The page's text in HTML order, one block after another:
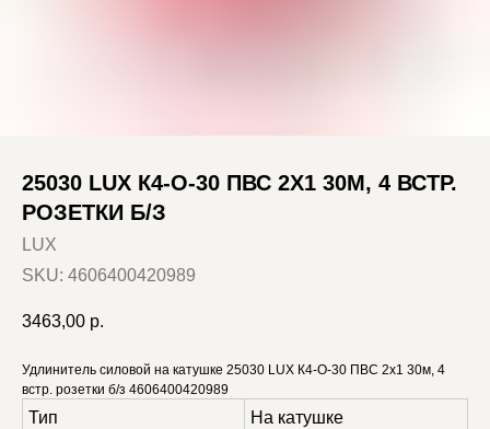
25030 LUX К4-О-30 ПВС 2X1 30М, 4 ВСТР.
РОЗЕТКИ Б/З
LUX
SKU: 4606400420989
3463,00 р.
Удлинитель силовой на катушке 25030 LUX К4-О-30 ПВС 2x1 30м, 4
встр. розетки б/з 4606400420989
Тип На катушке